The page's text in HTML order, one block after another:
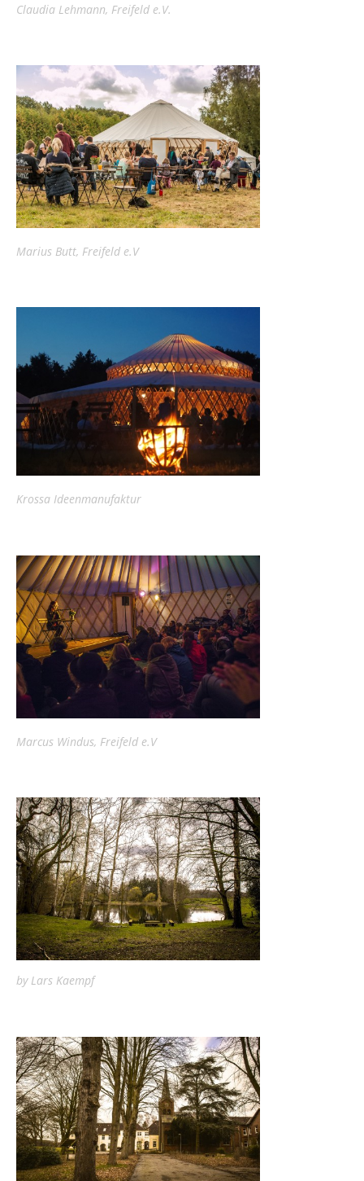
Claudia Lehmann, Freifeld e.V.
Marius Butt, Freifeld e.V
Krossa Ideenmanufaktur
Marcus Windus, Freifeld e.V
by Lars Kaempf